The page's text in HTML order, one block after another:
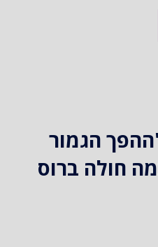
הגמור
חולה ברוס